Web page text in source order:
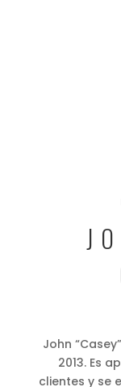
John
2013. Es
clientes y se